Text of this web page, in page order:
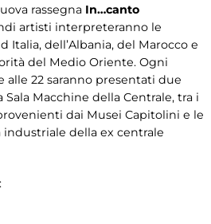
rassegna In…canto
artisti interpreteranno le
Italia, dell’Albania, del Marocco e
del Medio Oriente. Ogni
alle 22 saranno presentati due
Macchine della Centrale, tra i
dai Musei Capitolini e le
della ex centrale